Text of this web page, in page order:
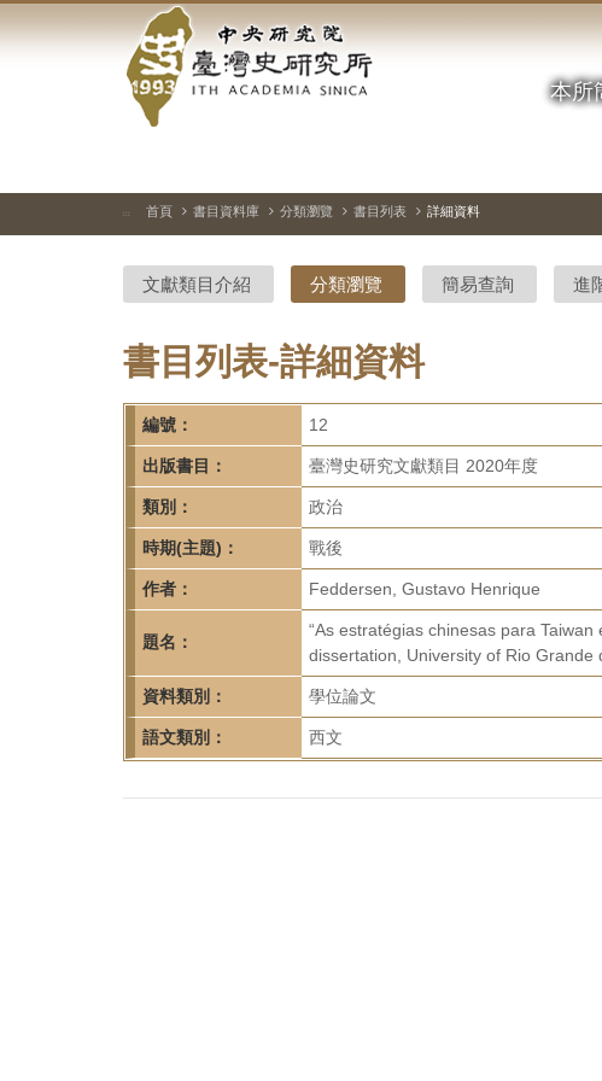
到
中
央
研
院-
臺
灣
史
研
究
所-
首
頁
本所
::: 首頁 書目資料庫 分類瀏覽 書目列表 詳細資料
文獻類目介紹 分類瀏覽 簡易查詢 進
書目列表-詳細資料
編號： 12
出版書目： 臺灣史研究文獻類目 2020年度
類別： 政治
時期(主題)： 戰後
作者： Feddersen, Gustavo Henrique
題名：
“As estratégias chinesas para
dissertation, University of Rio Grande
資料類別： 學位論文
語文類別： 西文